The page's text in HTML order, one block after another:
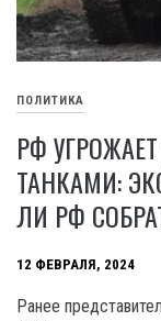
ПОЛИТИКА
РФ
ТАНКАМИ:
ЛИ РФ
12 ФЕВРАЛЯ, 2024
Ранее